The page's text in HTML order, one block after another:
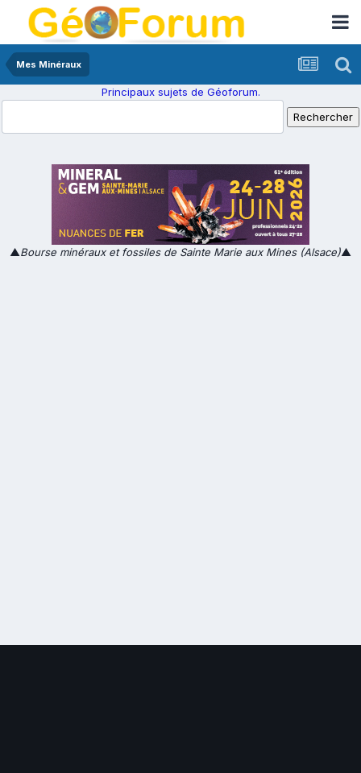
Mes Minéraux
Principaux sujets de Géoforum.
▲Bourse minéraux et fossiles de Sainte Marie aux Mines (Alsace)▲